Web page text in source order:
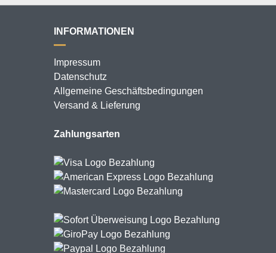
INFORMATIONEN
Impressum
Datenschutz
Allgemeine Geschäftsbedingungen
Versand & Lieferung
Zahlungsarten